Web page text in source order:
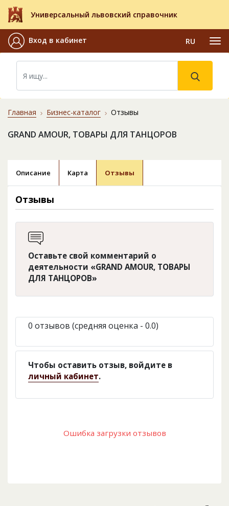
Универсальный львовский справочник
Вход в кабинет RU
Главная Бизнес-каталог Отзывы
GRAND AMOUR, ТОВАРЫ ДЛЯ ТАНЦОРОВ
Описание Карта Отзывы
Отзывы
Оставьте свой комментарий о
деятельности «GRAND AMOUR, ТОВАРЫ
ДЛЯ ТАНЦОРОВ»
0 отзывов (средняя оценка - 0.0)
Чтобы оставить отзыв, войдите в
личный кабинет.
Ошибка загрузки отзывов